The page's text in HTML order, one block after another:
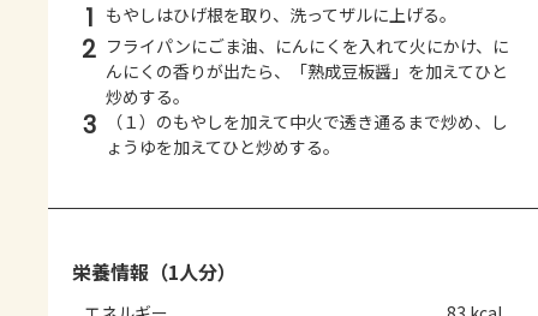
1 もやしはひげ根を取り、洗ってザルに上げる。
2 フライパンにごま油、にんにくを入れて火にかけ、に
んにくの香りが出たら、「熟成豆板醤」を加えてひと
炒めする。
3
（１）のもやしを加えて中火で透き通るまで炒め、し
ょうゆを加えてひと炒めする。
栄養情報（1人分）